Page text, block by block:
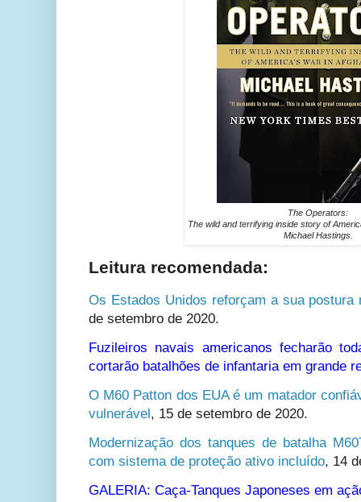
The Operators:
The wild and terrifying inside story of
Michael Hastings.
Leitura recomendada:
Os Estados Unidos reforçam a sua
de setembro de 2020.
Fuzileiros navais americanos fecharão
cortarão batalhões de infantaria em grande
O M60 Patton dos EUA é um matador
vulnerável, 15 de setembro de 2020.
Modernização dos tanques de batalha
com sistema de proteção ativo incluído, 14
GALERIA: Caça-Tanques Japoneses em